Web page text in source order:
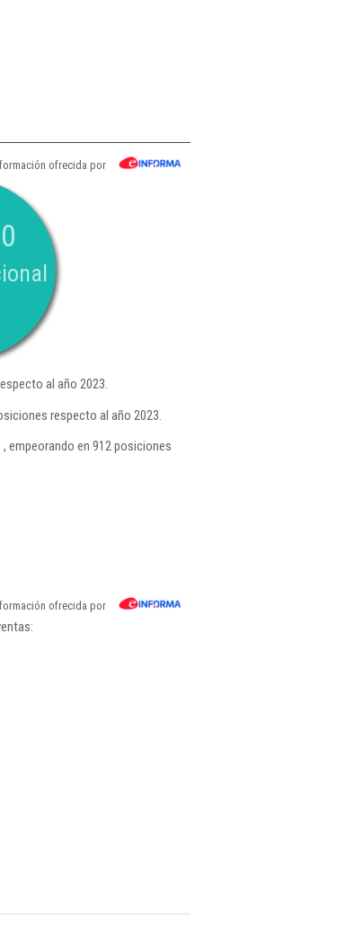
ofrecida por
al año 2023.
respecto al año 2023.
empeorando en 912 posiciones
ofrecida por